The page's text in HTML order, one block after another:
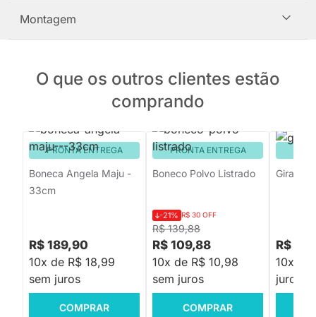
Montagem
O que os outros clientes estão
comprando
PRONTA ENTREGA
Boneca Angela Maju -
33cm
R$ 189,90
10x de R$ 18,99
sem juros
COMPRAR
PRONTA ENTREGA
Boneco Polvo Listrado
R$ 139,88
-21% R$ 30 OFF
R$ 109,88
10x de R$ 10,98
sem juros
COMPRAR
Girafa
R$
10x de
juros